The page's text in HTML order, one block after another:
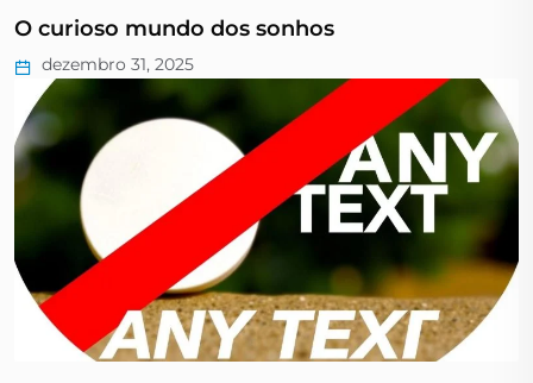
O curioso mundo dos sonhos
dezembro 31, 2025